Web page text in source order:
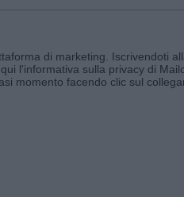
di marketing. Iscrivendoti
l'informativa sulla privacy di
momento facendo clic sul